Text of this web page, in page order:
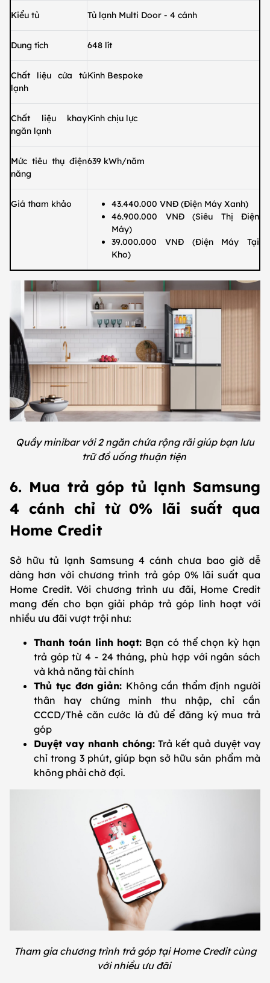
Kiểu tủ Tủ lạnh Multi Door - 4 cánh
Dung tích 648 lít
Chất liệu cửa tủ
lạnh
Kính Bespoke
Chất liệu khay
ngăn lạnh
Kính chịu lực
Mức tiêu thụ điện
năng
639 kWh/năm
Giá tham khảo
43.440.000 VNĐ (Điện Máy Xanh)
46.900.000 VNĐ (Siêu Thị Điện
Máy)
39.000.000 VNĐ (Điện Máy Tại
Kho)
Quầy minibar với 2 ngăn chứa rộng rãi giúp bạn lưu
trữ đồ uống thuận tiện
6. Mua trả góp tủ lạnh Samsung
4 cánh chỉ từ 0% lãi suất qua
Home Credit
Sở hữu tủ lạnh Samsung 4 cánh chưa bao giờ dễ
dàng hơn với chương trình trả góp 0% lãi suất qua
Home Credit. Với chương trình ưu đãi, Home Credit
mang đến cho bạn giải pháp trả góp linh hoạt với
nhiều ưu đãi vượt trội như:
Thanh toán linh hoạt: Bạn có thể chọn kỳ hạn
trả góp từ 4 - 24 tháng, phù hợp với ngân sách
và khả năng tài chính
Thủ tục đơn giản: Không cần thẩm định người
thân hay chứng minh thu nhập, chỉ cần
CCCD/Thẻ căn cước là đủ để đăng ký mua trả
góp
Duyệt vay nhanh chóng: Trả kết quả duyệt vay
chỉ trong 3 phút, giúp bạn sở hữu sản phẩm mà
không phải chờ đợi.
Tham gia chương trình trả góp tại Home Credit cùng
với nhiều ưu đãi